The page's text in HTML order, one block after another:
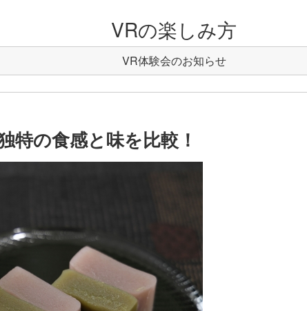
VRの楽しみ方
VR体験会のお知らせ
特の食感と味を比較！